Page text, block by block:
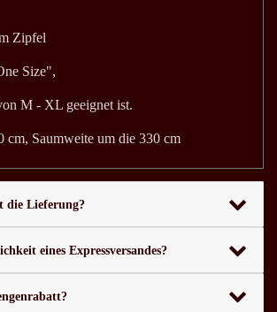
Zipfel
Size",
M - XL geeignet ist.
cm, Saumweite um die 330 cm
die Lieferung?
eines Expressversandes?